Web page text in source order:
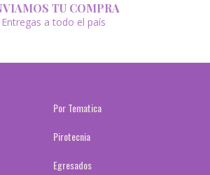
TU COMPRA
Entregas a todo el país
Por Tematica
Pirotecnia
Egresados